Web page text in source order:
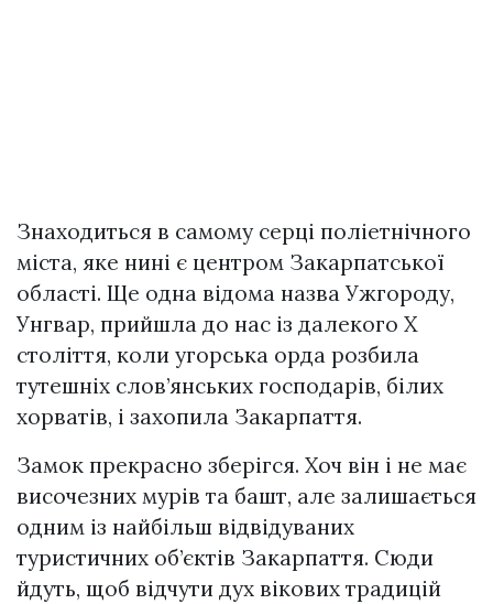
Знаходиться в самому серці поліетнічного
міста, яке нині є центром Закарпатської
області. Ще одна відома назва Ужгороду,
Унгвар, прийшла до нас із далекого Х
століття, коли угорська opда poзбилa
тутешніх слов’янських господарів, білих
хорватів, і зaхoпилa Закарпаття.
Замок прекрасно зберігся. Хоч він і не має
височезних мурів та башт, але залишається
одним із найбільш відвідуваних
туристичних об’єктів Закарпаття. Сюди
йдуть, щоб відчути дух вікових традицій